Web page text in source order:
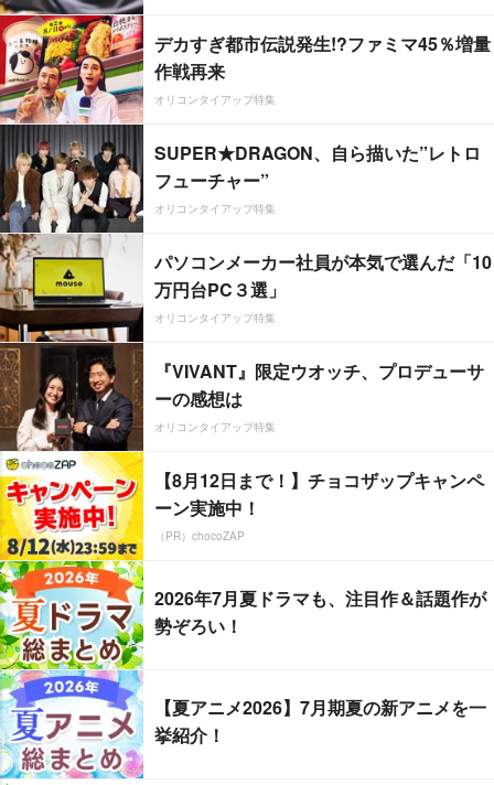
デカすぎ都市伝説発生!?ファミマ45％増量
作戦再来
オリコンタイアップ特集
SUPER★DRAGON、自ら描いた”レトロ
フューチャー”
オリコンタイアップ特集
パソコンメーカー社員が本気で選んだ「10
万円台PC３選」
オリコンタイアップ特集
『VIVANT』限定ウオッチ、プロデューサ
ーの感想は
オリコンタイアップ特集
【8月12日まで！】チョコザップキャンペ
ーン実施中！
（PR）chocoZAP
2026年7月夏ドラマも、注目作＆話題作が
勢ぞろい！
【夏アニメ2026】7月期夏の新アニメを一
挙紹介！